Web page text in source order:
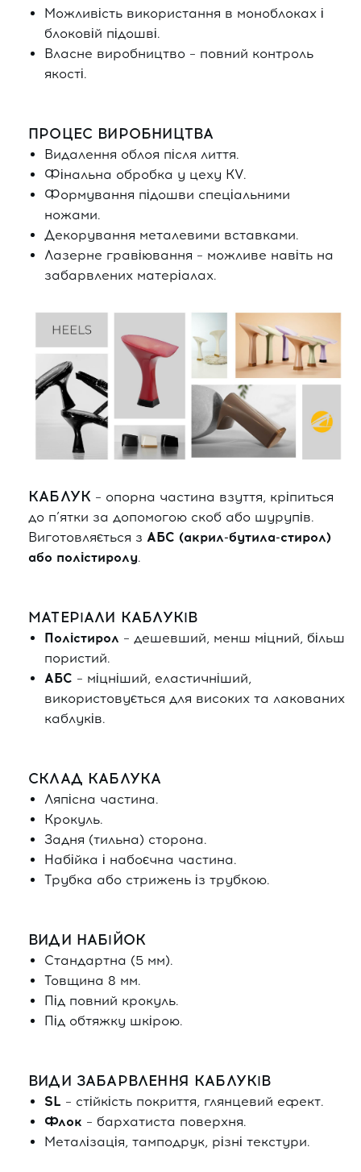
Можливість використання в моноблоках і
блоковій підошві.
Власне виробництво – повний контроль
якості.
ПРОЦЕС ВИРОБНИЦТВА
Видалення облоя після лиття.
Фінальна обробка у цеху KV.
Формування підошви спеціальними
ножами.
Декорування металевими вставками.
Лазерне гравіювання – можливе навіть на
забарвлених матеріалах.
КАБЛУК – опорна частина взуття, кріпиться
до п’ятки за допомогою скоб або шурупів.
Виготовляється з АБС (акрил-бутила-стирол)
або полістиролу.
МАТЕРІАЛИ КАБЛУКІВ
Полістирол – дешевший, менш міцний, більш
пористий.
АБС – міцніший, еластичніший,
використовується для високих та лакованих
каблуків.
СКЛАД КАБЛУКА
Ляпісна частина.
Крокуль.
Задня (тильна) сторона.
Набійка і набоєчна частина.
Трубка або стрижень із трубкою.
ВИДИ НАБІЙОК
Стандартна (5 мм).
Товщина 8 мм.
Під повний крокуль.
Під обтяжку шкірою.
ВИДИ ЗАБАРВЛЕННЯ КАБЛУКІВ
SL – стійкість покриття, глянцевий ефект.
Флок – бархатиста поверхня.
Металізація, тамподрук, різні текстури.